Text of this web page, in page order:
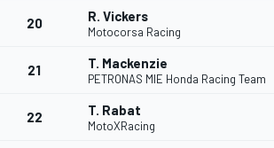
20 R. Vickers
Motocorsa Racing
21 T. Mackenzie
PETRONAS MIE Honda Racing Team
22 T. Rabat
MotoXRacing